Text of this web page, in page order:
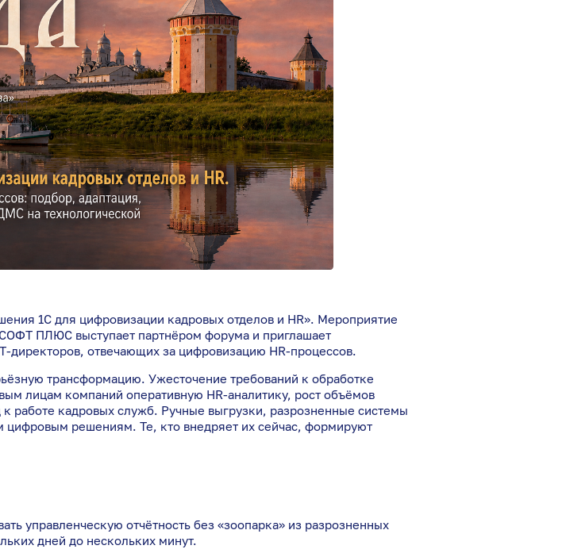
1С для цифровизации кадровых отделов и HR». Мероприятие
ПЛЮС выступает партнёром форума и приглашает
директоров, отвечающих за цифровизацию HR-процессов.
трансформацию. Ужесточение требований к обработке
лицам компаний оперативную HR-аналитику, рост объёмов
работе кадровых служб. Ручные выгрузки, разрозненные системы
цифровым решениям. Те, кто внедряет их сейчас, формируют
управленческую отчётность без «зоопарка» из разрозненных
дней до нескольких минут.